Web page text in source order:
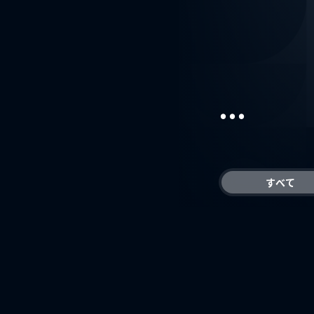
...
すべて